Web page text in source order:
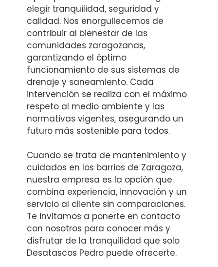
elegir tranquilidad, seguridad y
calidad. Nos enorgullecemos de
contribuir al bienestar de las
comunidades zaragozanas,
garantizando el óptimo
funcionamiento de sus sistemas de
drenaje y saneamiento. Cada
intervención se realiza con el máximo
respeto al medio ambiente y las
normativas vigentes, asegurando un
futuro más sostenible para todos.
Cuando se trata de mantenimiento y
cuidados en los barrios de Zaragoza,
nuestra empresa es la opción que
combina experiencia, innovación y un
servicio al cliente sin comparaciones.
Te invitamos a ponerte en contacto
con nosotros para conocer más y
disfrutar de la tranquilidad que solo
Desatascos Pedro puede ofrecerte.